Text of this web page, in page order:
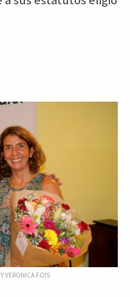
VERONICA FOIS